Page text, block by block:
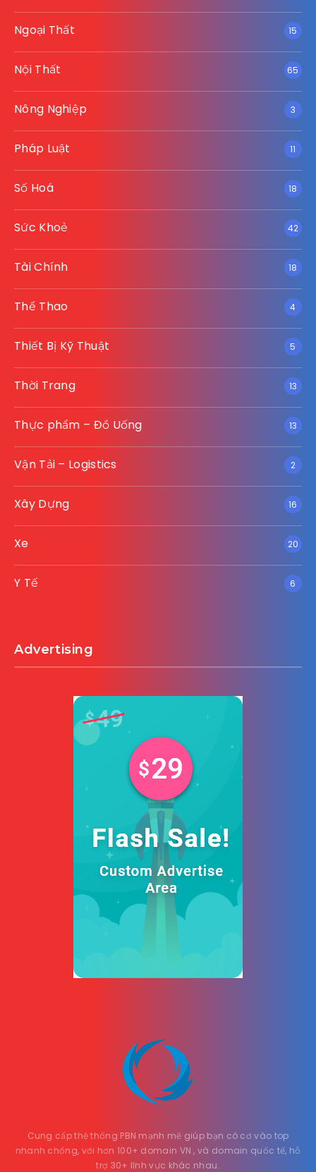
Ngoại Thất 15
Nội Thất 65
Nông Nghiệp 3
Pháp Luật 11
Số Hoá 18
Sức Khoẻ 42
Tài Chính 18
Thể Thao 4
Thiết Bị Kỹ Thuật 5
Thời Trang 13
Thực phẩm – Đồ Uống 13
Vận Tải – Logistics 2
Xây Dựng 16
Xe 20
Y Tế 6
Advertising
Cung cấp thệ thống PBN mạnh mẽ giúp bạn có cơ vào top
nhanh chống, với hơn 100+ domain VN , và domain quốc tế, hỗ
trợ 30+ lĩnh vực khác nhau.